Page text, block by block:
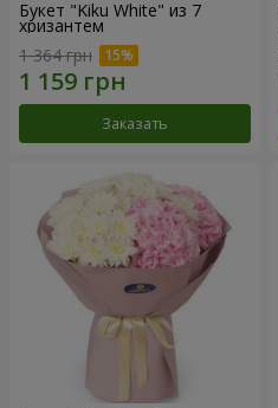
Букет "Kiku White" из 7
хризантем
1 364 грн
Заказать